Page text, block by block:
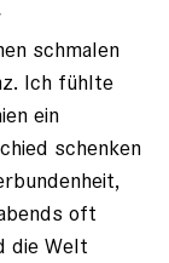
schmalen
Ich fühlte
ein
schenken
oft
die Welt